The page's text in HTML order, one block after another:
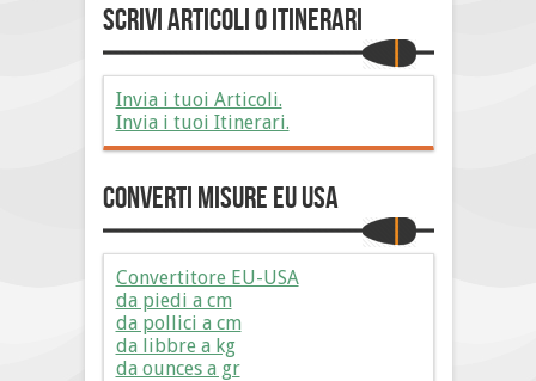
Scrivi Articoli o Itinerari
Invia i tuoi Articoli.
Invia i tuoi Itinerari.
Converti Misure EU USA
Convertitore EU-USA
da piedi a cm
da pollici a cm
da libbre a kg
da ounces a gr